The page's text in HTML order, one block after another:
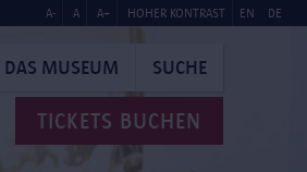
A- A A+ HOHER KONTRAST EN DE
DAS MUSEUM SUCHE
TICKETS BUCHEN